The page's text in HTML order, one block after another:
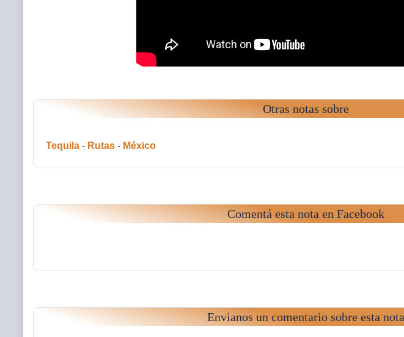
Otras notas sobre
Tequila - Rutas - México
Comentá esta nota en Facebook
Envianos un comentario sobre esta nota